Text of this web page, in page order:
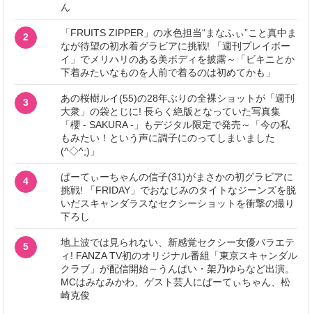
ん
2
「FRUITS ZIPPER」の水色担当“まなふぃ”こと真中ま
なが待望の初水着グラビアに挑戦! 「週刊プレイボー
イ」でメリハリのある美ボディを披露～「ビキニとか
下着みたいなものを人前で着るのは初めてかも」
3
あの桜樹ルイ(55)の28年ぶりの全裸ショットが「週刊
大衆」の袋とじに! 長らく絶版となっていた写真集
「櫻 - SAKURA -」もデジタル限定で発売～「今の私
もみたい！という声に調子にのってしまいました
(^◇^;)」
4
ぱーてぃーちゃんの信子(31)がまさかの初グラビアに
挑戦! 「FRIDAY」でおなじみのタイトなジーンズを脱
いだスキャンダラスなセクシーショットを衝撃の撮り
下ろし
5
地上波では見られない、新感覚セクシー女優バラエテ
ィ! FANZA TV初のオリジナル番組「東京スキャンダル
クラブ」が配信開始～うんぱい・架乃ゆらなど出演。
MCはみなみかわ、ゲスト芸人にぱーてぃちゃん、松
崎克俊